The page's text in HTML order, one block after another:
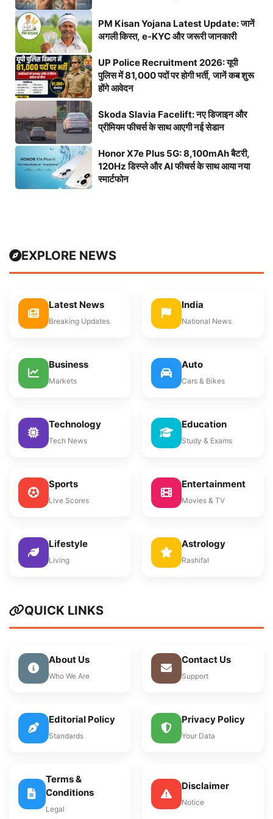
PM Kisan Yojana Latest Update: जानें
अगली किस्त, e-KYC और जरूरी जानकारी
UP Police Recruitment 2026: यूपी
पुलिस में 81,000 पदों पर होगी भर्ती, जानें कब शुरू
होंगे आवेदन
Skoda Slavia Facelift: नए डिजाइन और
प्रीमियम फीचर्स के साथ आएगी नई सेडान
Honor X7e Plus 5G: 8,100mAh बैटरी,
120Hz डिस्प्ले और AI फीचर्स के साथ आया नया
स्मार्टफोन
EXPLORE NEWS
Latest News
Breaking Updates
India
National News
Business
Markets
Auto
Cars & Bikes
Technology
Tech News
Education
Study & Exams
Sports
Live Scores
Entertainment
Movies & TV
Lifestyle
Living
Astrology
Rashifal
QUICK LINKS
About Us
Who We Are
Contact Us
Support
Editorial Policy
Standards
Privacy Policy
Your Data
Terms &
Conditions
Legal
Disclaimer
Notice